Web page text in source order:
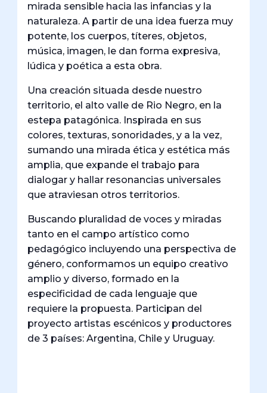
mirada sensible hacia las infancias y la
naturaleza. A partir de una idea fuerza muy
potente, los cuerpos, títeres, objetos,
música, imagen, le dan forma expresiva,
lúdica y poética a esta obra.
Una creación situada desde nuestro
territorio, el alto valle de Rio Negro, en la
estepa patagónica. Inspirada en sus
colores, texturas, sonoridades, y a la vez,
sumando una mirada ética y estética más
amplia, que expande el trabajo para
dialogar y hallar resonancias universales
que atraviesan otros territorios.
Buscando pluralidad de voces y miradas
tanto en el campo artístico como
pedagógico incluyendo una perspectiva de
género, conformamos un equipo creativo
amplio y diverso, formado en la
especificidad de cada lenguaje que
requiere la propuesta. Participan del
proyecto artistas escénicos y productores
de 3 países: Argentina, Chile y Uruguay.